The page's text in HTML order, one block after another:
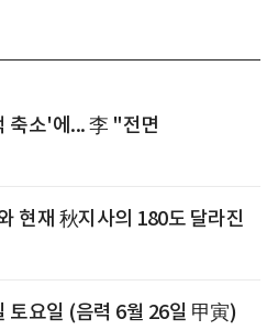
축소'에... 李 "전면
현재 秋지사의 180도 달라진
토요일 (음력 6월 26일 甲寅)